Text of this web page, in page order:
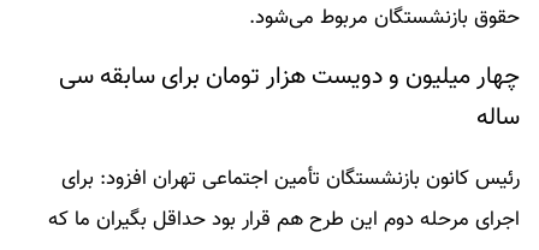
حقوق بازنشستگان مربوط می‌شود.
چهار میلیون و دویست هزار تومان برای سابقه سی
ساله
رئیس کانون بازنشستگان تأمین اجتماعی تهران افزود: برای
اجرای مرحله دوم این طرح هم قرار بود حداقل بگیران ما که